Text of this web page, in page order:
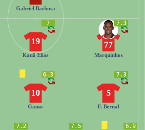
Gabriel Barbosa
7.2 7.5 6.9
6.3
10
Ganso
7.3
5
F. Bernal
7
19
Kauã Elias
7.3
77
Marquinhos